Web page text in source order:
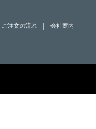
ご注文の流れ
会社案内